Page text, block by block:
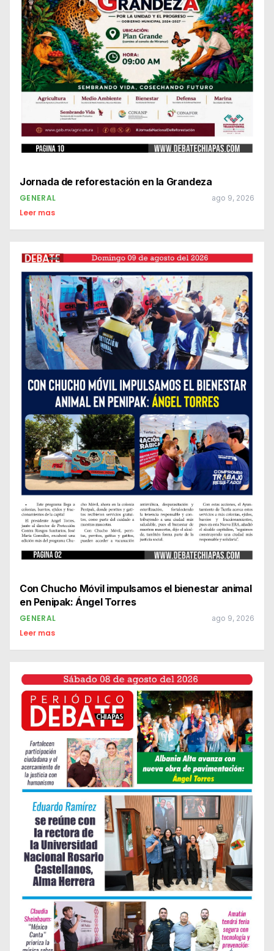
Jornada de reforestación en la Grandeza
GENERAL ago 9, 2026
Leer mas
Con Chucho Móvil impulsamos el bienestar animal
en Penipak: Ángel Torres
GENERAL ago 9, 2026
Leer mas